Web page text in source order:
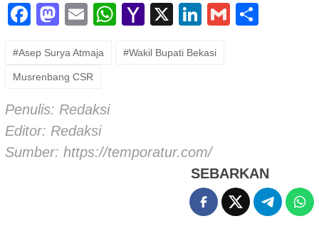
Facebook
Mastodon
EmailWhatsApp
Yahoo
X LinkedIn
Gmail
#Asep Surya Atmaja #Wakil Bupati Bekasi
Musrenbang CSR
Penulis: Redaksi
Editor: Redaksi
Sumber: https://temporatur.com/
SEBARKAN